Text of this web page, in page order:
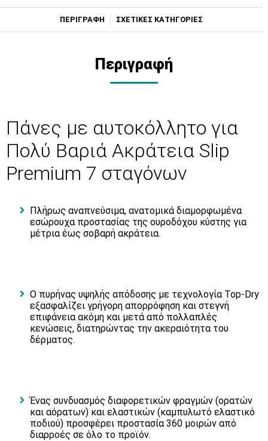
ΠΕΡΙΓΡΑΦΗ ΣΧΕΤΙΚΕΣ ΚΑΤΗΓΟΡΙΕΣ
Περιγραφή
Πάνες με αυτοκόλλητο για
Πολύ Βαριά Ακράτεια Slip
Premium 7 σταγόνων
Πλήρως αναπνεύσιμα, ανατομικά διαμορφωμένα
εσώρουχα προστασίας της ουροδόχου κύστης για
μέτρια έως σοβαρή ακράτεια.
Ο πυρήνας υψηλής απόδοσης με τεχνολογία Top-Dry
εξασφαλίζει γρήγορη απορρόφηση και στεγνή
επιφάνεια ακόμη και μετά από πολλαπλές
κενώσεις, διατηρώντας την ακεραιότητα του
δέρματος.
Ένας συνδυασμός διαφορετικών φραγμών (ορατών
και αόρατων) και ελαστικών (καμπυλωτό ελαστικό
ποδιού) προσφέρει προστασία 360 μοιρών από
διαρροές σε όλο το προϊόν.